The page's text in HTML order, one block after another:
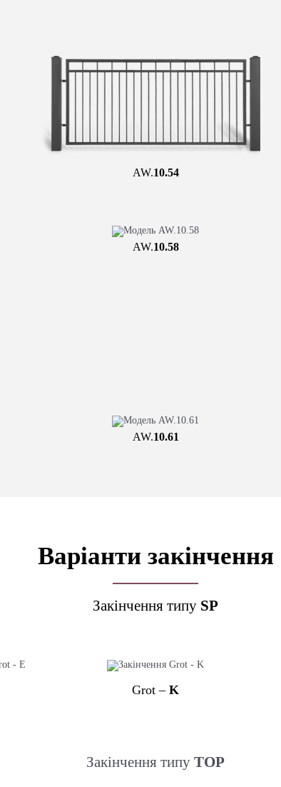
AW.10.54
AW.10.58
AW.10.61
Варіанти закінчення
Закінчення типу SP
Grot – K
Закінчення типу TOP